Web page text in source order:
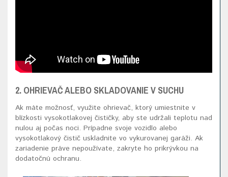
2. OHRIEVAČ ALEBO SKLADOVANIE V SUCHU
Ak máte možnosť, využite ohrievač, ktorý umiestnite v
blízkosti vysokotlakovej čističky, aby ste udržali teplotu nad
nulou aj počas noci. Prípadne svoje vozidlo alebo
vysokotlakový čistič uskladnite vo vykurovanej garáži. Ak
zariadenie práve nepoužívate, zakryte ho prikrývkou na
dodatočnú ochranu.